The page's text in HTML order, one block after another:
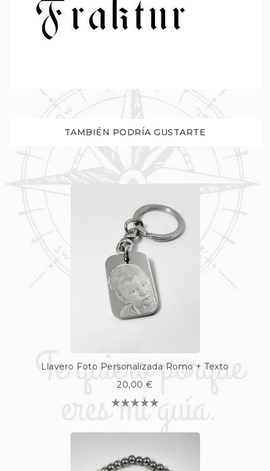
TAMBIÉN PODRÍA GUSTARTE
Llavero Foto Personalizada Romo + Texto
20,00 €